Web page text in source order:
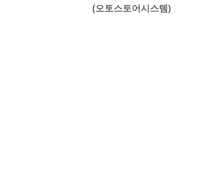
(오토스토어시스템)